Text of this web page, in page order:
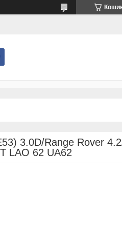
3.0D/Range Rover
LAO 62 UA62